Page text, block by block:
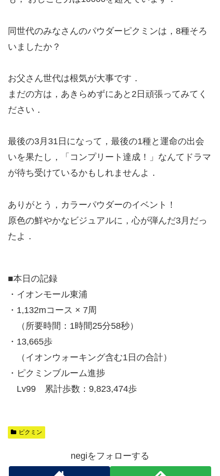
同世代のみなさんのパウダーピクミンは，8種そろ
いましたか？
お父さん世代は根気が大事です．
まだの方は，あきらめずにあと2日頑張ってみてく
ださい．
最後の3月31日になって，最後の1種と運命の出会
いを果たし，「コンプリート達成！」なんてドラマ
が待ち受けているかもしれませんよ．
ありがとう，カラーパウダーのイベント！
原色の鮮やかなビジュアルに，心が弾んだ3月だっ
たよ．
■本日の記録
・イオンモール東浦
・1,132mコース × 7周
（所要時間：1時間25分58秒）
・13,665歩
（イオンウォーキング含む1日の合計）
・ピクミンブルーム進捗
Lv99 累計歩数：9,823,474歩
ピクミン
negiをフォローする